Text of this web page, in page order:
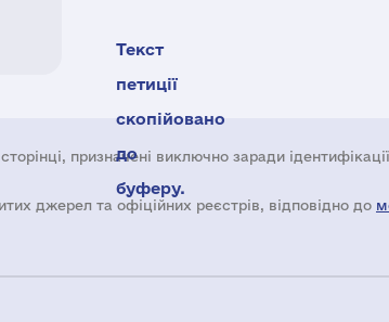
Текст
петиції
скопійовано
до
буферу.
призначені виключно заради
джерел та офіційних реєстрів, відповідно до